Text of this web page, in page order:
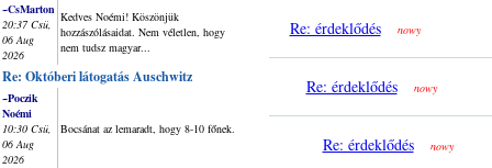
~CsMarton
20:37 Csü,
06 Aug
2026
Kedves Noémi! Köszönjük
hozzászólásaidat. Nem véletlen, hogy
nem tudsz magyar...
Re: Októberi látogatás Auschwitz
~Poczik
Noémi
10:30 Csü,
06 Aug
2026
Bocsánat az lemaradt, hogy 8-10 főnek.
Re: érdeklődés nowy
Re: érdeklődés nowy
Re: érdeklődés nowy